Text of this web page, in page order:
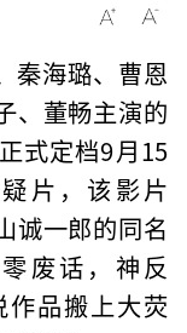
秦海璐、曹恩
、董畅主演的
式定档9月15
片，该影片
一郎的同名
废话，神反
品搬上大荧